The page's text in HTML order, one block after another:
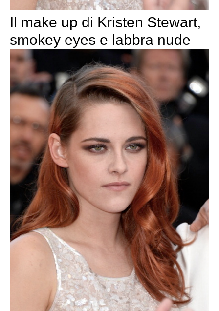
Il make up di Kristen Stewart,
smokey eyes e labbra nude